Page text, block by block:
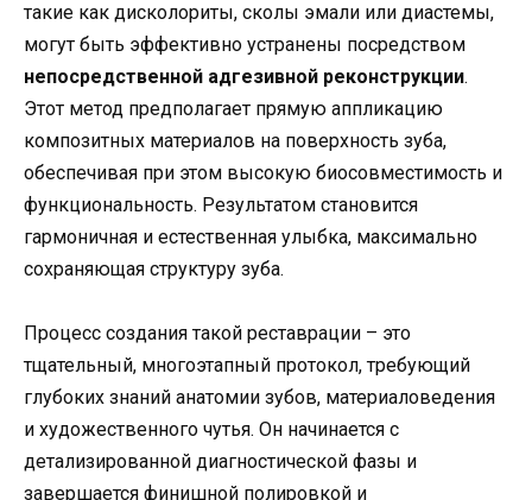
такие как дисколориты, сколы эмали или диастемы,
могут быть эффективно устранены посредством
непосредственной адгезивной реконструкции.
Этот метод предполагает прямую аппликацию
композитных материалов на поверхность зуба,
обеспечивая при этом высокую биосовместимость и
функциональность. Результатом становится
гармоничная и естественная улыбка, максимально
сохраняющая структуру зуба.
Процесс создания такой реставрации – это
тщательный, многоэтапный протокол, требующий
глубоких знаний анатомии зубов, материаловедения
и художественного чутья. Он начинается с
детализированной диагностической фазы и
завершается финишной полировкой и